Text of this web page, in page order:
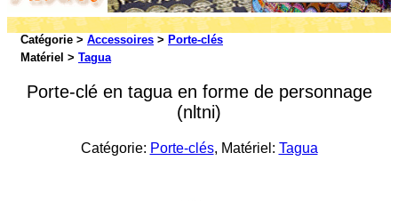
Catégorie > Accessoires > Porte-clés
Matériel > Tagua
Porte-clé en tagua en forme de personnage
(nltni)
Catégorie: Porte-clés, Matériel: Tagua